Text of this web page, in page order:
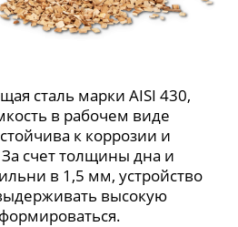
сталь марки AISI 430,
в рабочем виде
к коррозии и
счет толщины дна и
в 1,5 мм, устройство
высокую